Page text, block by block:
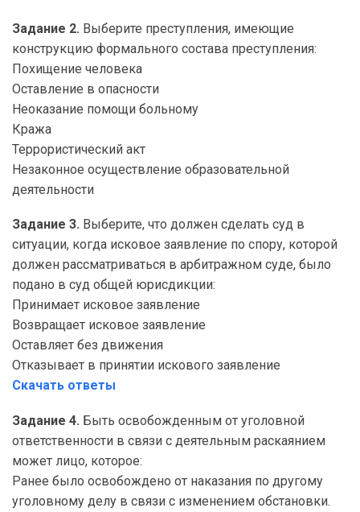
Задание 2. Выберите преступления, имеющие
конструкцию формального состава преступления:
Похищение человека
Оставление в опасности
Неоказание помощи больному
Кража
Террористический акт
Незаконное осуществление образовательной
деятельности
Задание 3. Выберите, что должен сделать суд в
ситуации, когда исковое заявление по спору, которой
должен рассматриваться в арбитражном суде, было
подано в суд общей юрисдикции:
Принимает исковое заявление
Возвращает исковое заявление
Оставляет без движения
Отказывает в принятии искового заявление
Скачать ответы
Задание 4. Быть освобожденным от уголовной
ответственности в связи с деятельным раскаянием
может лицо, которое:
Ранее было освобождено от наказания по другому
уголовному делу в связи с изменением обстановки.